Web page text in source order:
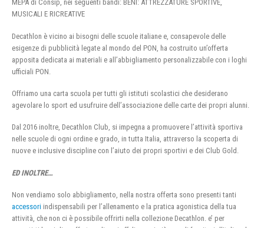
MEPA di Consip, nei seguenti bandi: BENI: ATTREZZATURE SPORTIVE,
MUSICALI E RICREATIVE
Decathlon è vicino ai bisogni delle scuole italiane e, consapevole delle
esigenze di pubblicità legate al mondo del PON, ha costruito un’offerta
apposita dedicata ai materiali e all’abbigliamento personalizzabile con i loghi
ufficiali PON.
Offriamo una carta scuola per tutti gli istituti scolastici che desiderano
agevolare lo sport ed usufruire dell’associazione delle carte dei propri alunni.
Dal 2016 inoltre, Decathlon Club, si impegna a promuovere l’attività sportiva
nelle scuole di ogni ordine e grado, in tutta Italia, attraverso la scoperta di
nuove e inclusive discipline con l’aiuto dei propri sportivi e dei Club Gold.
ED INOLTRE…
Non vendiamo solo abbigliamento, nella nostra offerta sono presenti tanti
accessori indispensabili per l’allenamento e la pratica agonistica della tua
attività, che non ci è possibile offrirti nella collezione Decathlon. e’ per